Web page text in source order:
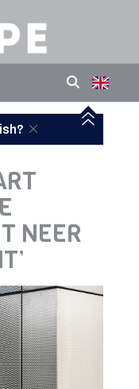
NEER